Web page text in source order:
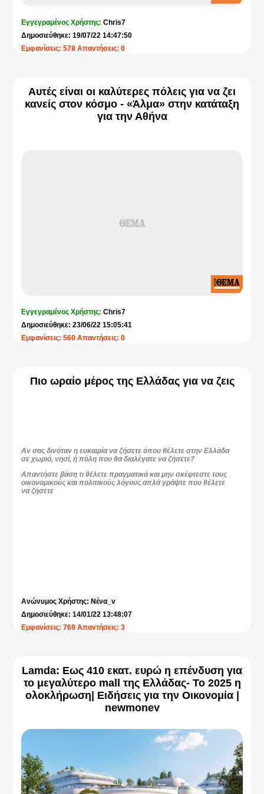
Εγγεγραμένος Χρήστης:Chris7
Δημοσιεύθηκε: 19/07/22 14:47:50
Εμφανίσεις: 578 Απαντήσεις: 0
Αυτές είναι οι καλύτερες πόλεις για να ζει
κανείς στον κόσμο - «Άλμα» στην κατάταξη
για την Αθήνα
Εγγεγραμένος Χρήστης:Chris7
Δημοσιεύθηκε: 23/06/22 15:05:41
Εμφανίσεις: 560 Απαντήσεις: 0
Πιο ωραίο μέρος της Ελλάδας για να ζεις
Αν σας δινόταν η ευκαιρία να ζήσετε όπου θέλετε στην Ελλάδα
σε χωριό, νησί, ή πόλη που θα διαλέγατε να ζήσετε?
Απαντήστε βάση τι θέλετε πραγματικά και μην σκέφτεστε τους
οικονομικούς και πολιτικούς λόγους απλά γράψτε που θέλετε
να ζήσετε
Ανώνυμος Χρήστης: Νένα_ν
Δημοσιεύθηκε: 14/01/22 13:48:07
Εμφανίσεις: 769 Απαντήσεις: 3
Lamda: Εως 410 εκατ. ευρώ η επένδυση για
το μεγαλύτερο mall της Ελλάδας- Το 2025 η
ολοκλήρωση| Ειδήσεις για την Οικονομία |
newmoney